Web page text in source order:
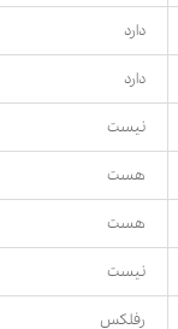
دارد
دارد
نیست
هست
هست
نیست
رفلکس